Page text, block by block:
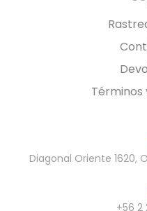
Términos
Diagonal Oriente 1620,
+56 2